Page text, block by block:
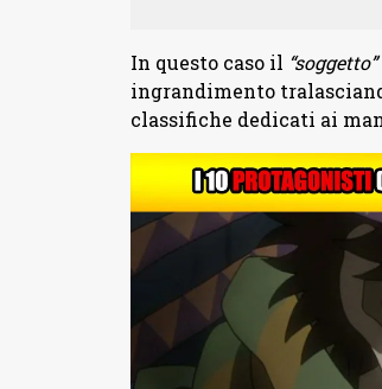
In questo caso il “soggetto”
ingrandimento
classifiche dedicati ai